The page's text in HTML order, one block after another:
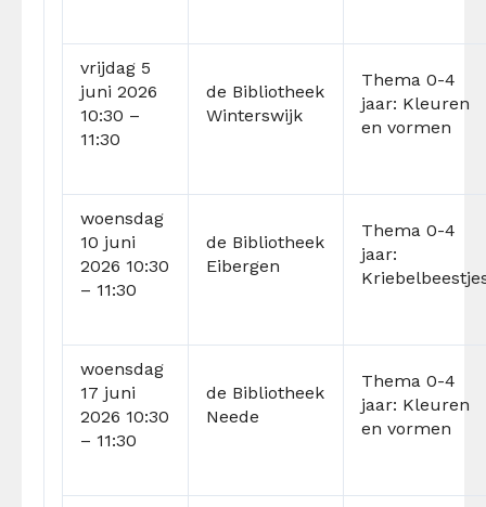
vrijdag 5
juni 2026
10:30 –
11:30
de Bibliotheek
Winterswijk
Thema 0-4
jaar: Kleuren
en vormen
woensdag
10 juni
2026 10:30
– 11:30
de Bibliotheek
Eibergen
Thema 0-4
jaar:
woensdag
17 juni
2026 10:30
– 11:30
de Bibliotheek
Neede
Thema 0-4
jaar: Kleuren
en vormen